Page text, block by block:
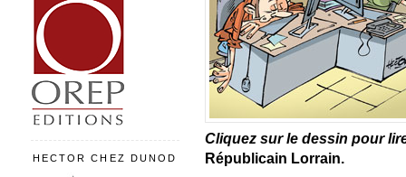
Cliquez sur le dessin pour
Républicain Lorrain.
HECTOR CHEZ DUNOD